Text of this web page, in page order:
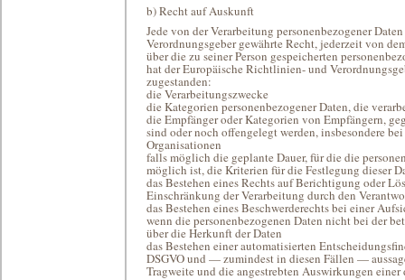
b) Recht auf Auskunft
Jede von der Verarbeitung personenbezogener
Verordnungsgeber gewährte Recht, jederzeit von
über die zu seiner Person gespeicherten
hat der Europäische Richtlinien- und
zugestanden:
die Verarbeitungszwecke
die Kategorien personenbezogener Daten, die
die Empfänger oder Kategorien von Empfängern,
sind oder noch offengelegt werden, insbesondere
Organisationen
falls möglich die geplante Dauer, für die die
möglich ist, die Kriterien für die Festlegung dieser
das Bestehen eines Rechts auf Berichtigung oder
Einschränkung der Verarbeitung durch den
das Bestehen eines Beschwerderechts bei einer
wenn die personenbezogenen Daten nicht bei der
über die Herkunft der Daten
das Bestehen einer automatisierten
DSGVO und — zumindest in diesen Fällen —
Tragweite und die angestrebten Auswirkungen